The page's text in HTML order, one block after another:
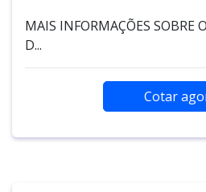
MAIS INFORMAÇÕES SOBRE
D...
Cotar